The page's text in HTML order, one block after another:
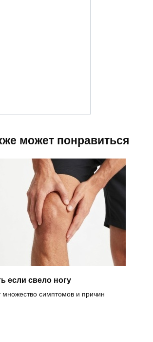
может понравиться
если свело ногу
множество симптомов и причин